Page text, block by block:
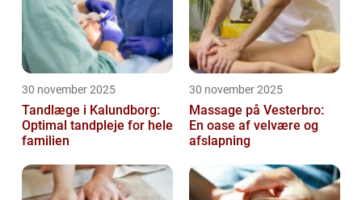
30 november 2025
Tandlæge i Kalundborg:
Optimal tandpleje for hele
familien
30 november 2025
Massage på Vesterbro:
En oase af velvære og
afslapning